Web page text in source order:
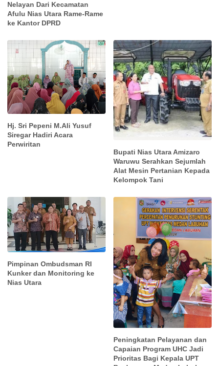
Nelayan Dari Kecamatan
Afulu Nias Utara Rame-Rame
ke Kantor DPRD
Hj. Sri Pepeni M.Ali Yusuf
Siregar Hadiri Acara
Perwiritan
Bupati Nias Utara Amizaro
Waruwu Serahkan Sejumlah
Alat Mesin Pertanian Kepada
Kelompok Tani
Pimpinan Ombudsman RI
Kunker dan Monitoring ke
Nias Utara
Peningkatan Pelayanan dan
Capaian Program UHC Jadi
Prioritas Bagi Kepala UPT